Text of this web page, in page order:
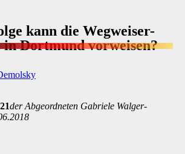
kann die Wegweiser-
Dortmund vorweisen?
der Abgeordneten Gabriele Walger-